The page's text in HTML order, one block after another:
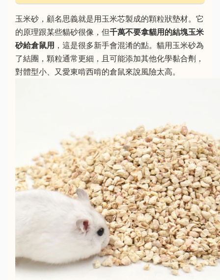
玉米砂，顧名思義就是用玉米芯製成的顆粒狀墊材。它
的原理跟某些貓砂很像，但千萬不要拿貓用的結塊玉米
砂給倉鼠用 ，這是很多新手會混淆的點。貓用玉米砂為
了結團，顆粒通常更細，且可能添加其他化學黏合劑，
對體型小、又愛東啃西啃的倉鼠來說風險太高。